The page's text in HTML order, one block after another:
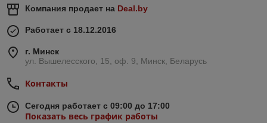
Компания продает на Deal.by
Работает с 18.12.2016
г. Минск
ул. Вышелесского, 15, оф. 9, Минск, Беларусь
Контакты
Сегодня работает с 09:00 до 17:00
Показать весь график работы